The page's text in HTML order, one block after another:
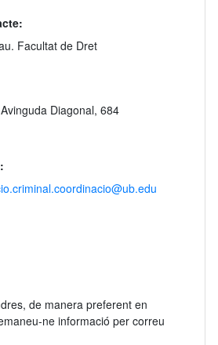
Facultat de Dret
Diagonal, 684
de manera preferent en
ne informació per correu